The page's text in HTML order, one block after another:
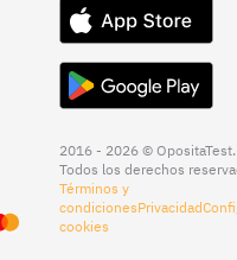
2016 - 2026 © OpositaTest.
Todos los derechos
Términos y
condicionesPrivacidad
cookies